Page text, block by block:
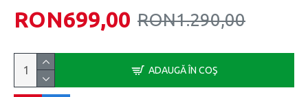
RON699,00 RON1.290,00
ADAUGĂ ÎN COŞ